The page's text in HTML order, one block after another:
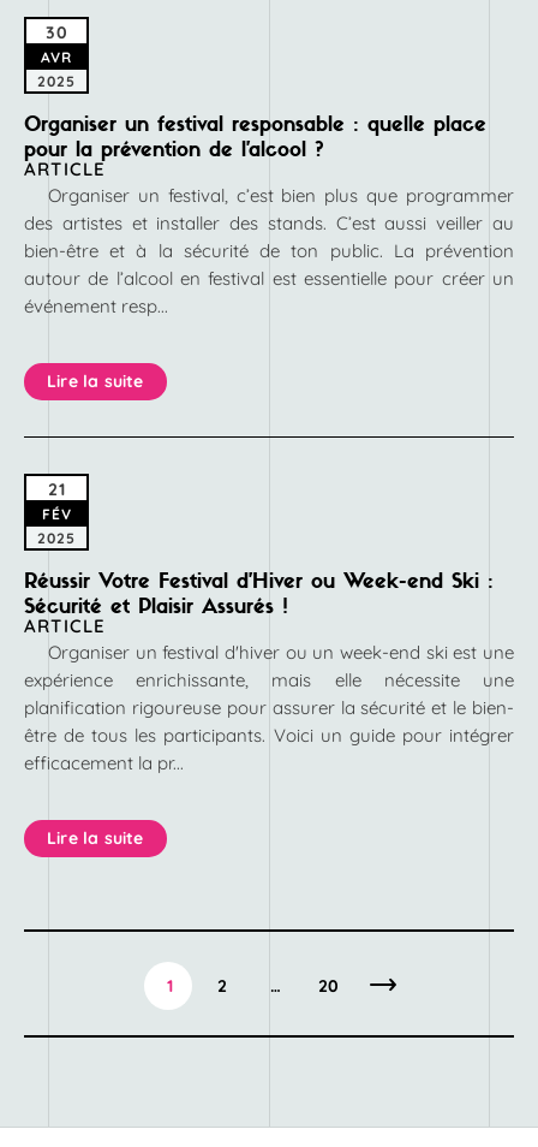
30
AVR
2025
Organiser un festival responsable : quelle place
pour la prévention de l’alcool ?
ARTICLE
Organiser un festival, c’est bien plus que programmer
des artistes et installer des stands. C’est aussi veiller au
bien-être et à la sécurité de ton public. La prévention
autour de l’alcool en festival est essentielle pour créer un
événement resp...
Lire la suite
21
FÉV
2025
Réussir Votre Festival d’Hiver ou Week-end Ski :
Sécurité et Plaisir Assurés !
ARTICLE
Organiser un festival d'hiver ou un week-end ski est une
expérience enrichissante, mais elle nécessite une
planification rigoureuse pour assurer la sécurité et le bien-
être de tous les participants. Voici un guide pour intégrer
efficacement la pr...
Lire la suite
1 2 … 20